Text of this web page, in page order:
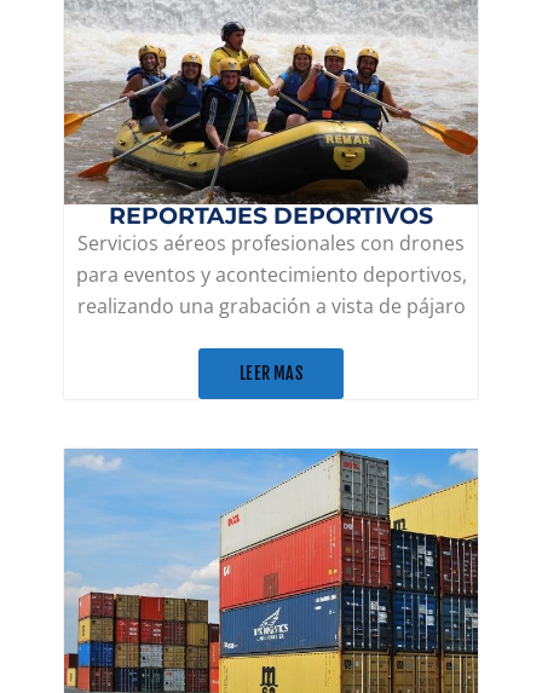
REPORTAJES DEPORTIVOS
Servicios aéreos profesionales con drones
para eventos y acontecimiento deportivos,
realizando una grabación a vista de pájaro
LEER MAS